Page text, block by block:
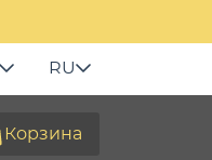
RU
Корзина